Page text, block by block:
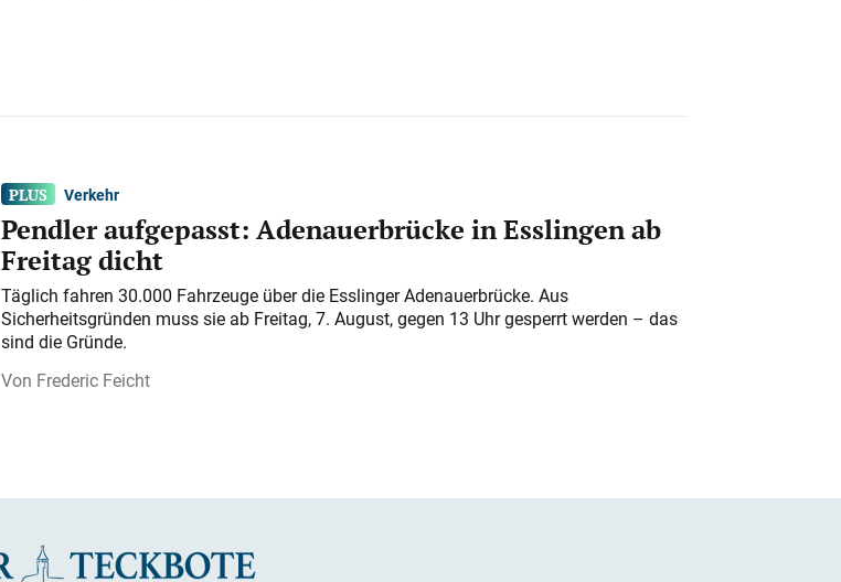
Verkehr
Pendler aufgepasst: Adenauerbrücke in Esslingen ab
Freitag dicht
Täglich fahren 30.000 Fahrzeuge über die Esslinger Adenauerbrücke. Aus
Sicherheitsgründen muss sie ab Freitag, 7. August, gegen 13 Uhr gesperrt werden – das
sind die Gründe.
Frederic Feicht